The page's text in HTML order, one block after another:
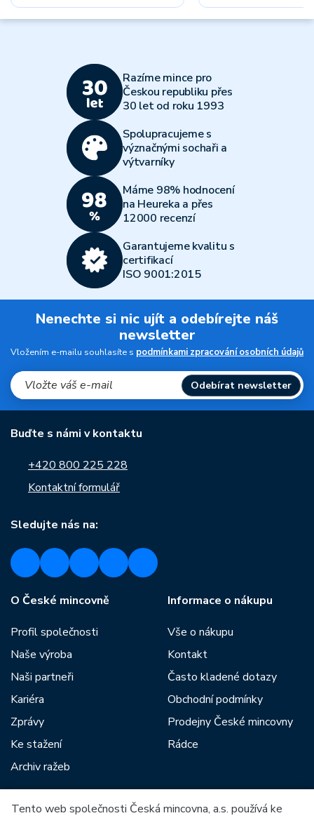
Razíme mince pro
Českou republiku přes
30 let od roku 1993
Spolupracujeme s
význačnými sochaři a
výtvarníky
Máme 98% hodnocení
na Heureka a přes
12000 recenzí
Garantujeme kvalitu s
certifikací
ISO 9001:2015
Nenechte si nic ujít a odebírejte náš
newsletter
Vložením e-mailu souhlasíte s podmínkami zpracování osobních údajů
Odebírat newsletter
Buďte s námi v kontaktu
+420 800 225 228
Kontaktní formulář
Sledujte nás na:
O České mincovně
Profil společnosti
Naše výroba
Naši partneři
Kariéra
Zprávy
Ke stažení
Archiv ražeb
Informace o nákupu
Vše o nákupu
Kontakt
Často kladené dotazy
Obchodní podmínky
Prodejny České mincovny
Rádce
Mezi naše partnery patří:
Tento web společnosti Česká mincovna, a.s. používá ke